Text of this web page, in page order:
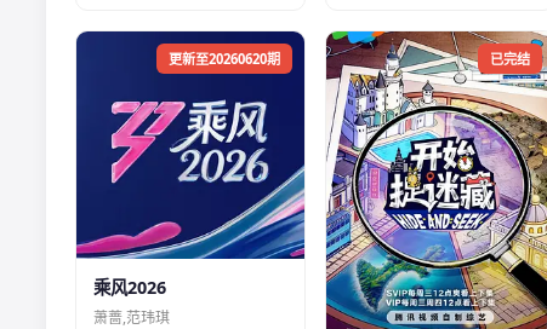
更新至20260620期
乘风2026
萧蔷,范玮琪
已完结